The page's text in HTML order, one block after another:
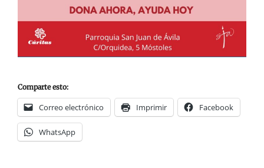
Comparte esto:
Correo electrónico Imprimir Facebook
WhatsApp